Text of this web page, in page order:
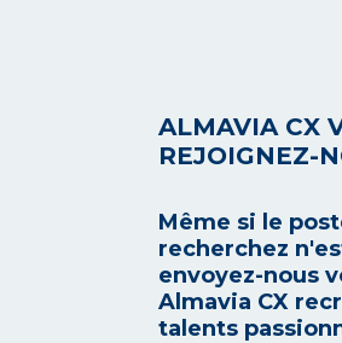
ALMAVIA CX
REJOIGNEZ-
Même si le
recherchez
envoyez-nous
Almavia CX
talents